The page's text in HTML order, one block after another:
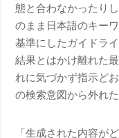
態と合わなかったり
のまま日本語のキー
基準にしたガイドラ
結果とはかけ離れた
れに気づかず指示ど
の検索意図から外れ
「生成された内容が